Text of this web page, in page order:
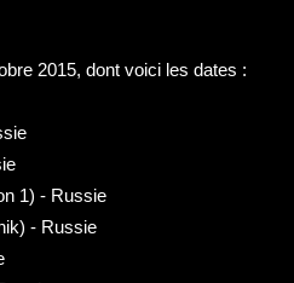
2015, dont voici les dates :
1) - Russie
- Russie